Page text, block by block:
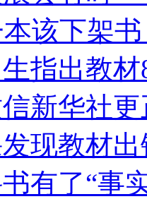
该下架
指出教材
新华社
现教材
有了“事